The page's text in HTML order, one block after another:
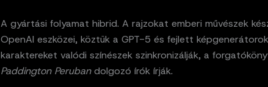
A gyártási folyamat hibrid. A rajzokat emberi művészek
OpenAI eszközei, köztük a GPT-5 és fejlett
karaktereket valódi színészek szinkronizálják, a
Paddington Perubandolgozó írók írják.